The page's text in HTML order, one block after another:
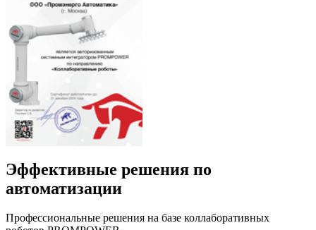
Эффективные решения по
автоматизации
Профессиональные решения на базе коллаборативных